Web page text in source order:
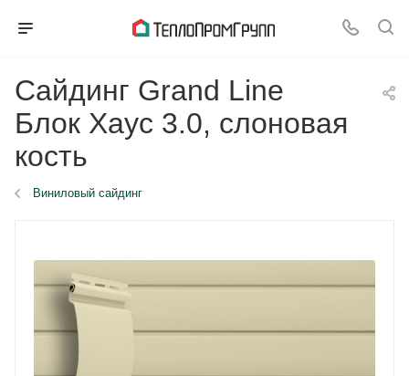
Сайдинг Grand Line
Блок Хаус 3.0, слоновая
кость
Виниловый сайдинг